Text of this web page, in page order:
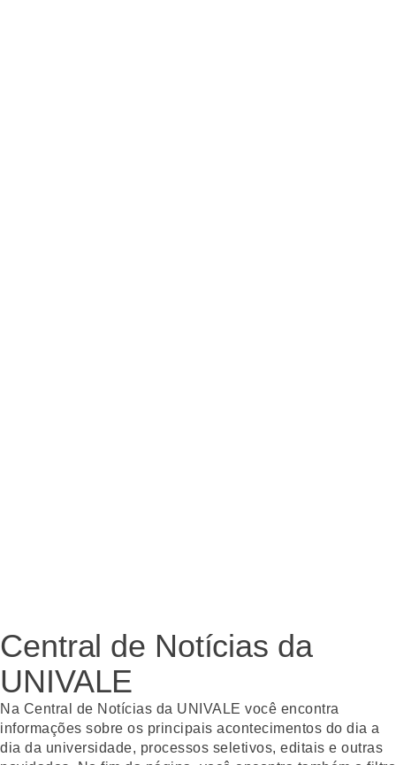
Central de Notícias da
UNIVALE
Na Central de Notícias da UNIVALE você encontra
informações sobre os principais acontecimentos do dia a
dia da universidade, processos seletivos, editais e outras